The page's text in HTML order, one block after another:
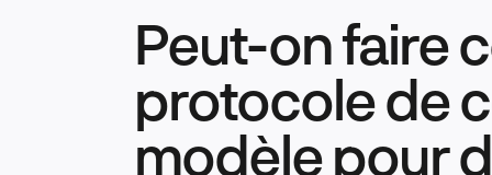
Peut-on faire
protocole de
modèle pour